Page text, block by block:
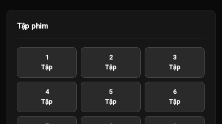
Tập phim
1
Tập
2
Tập
3
Tập
4
Tập
5
Tập
6
Tập